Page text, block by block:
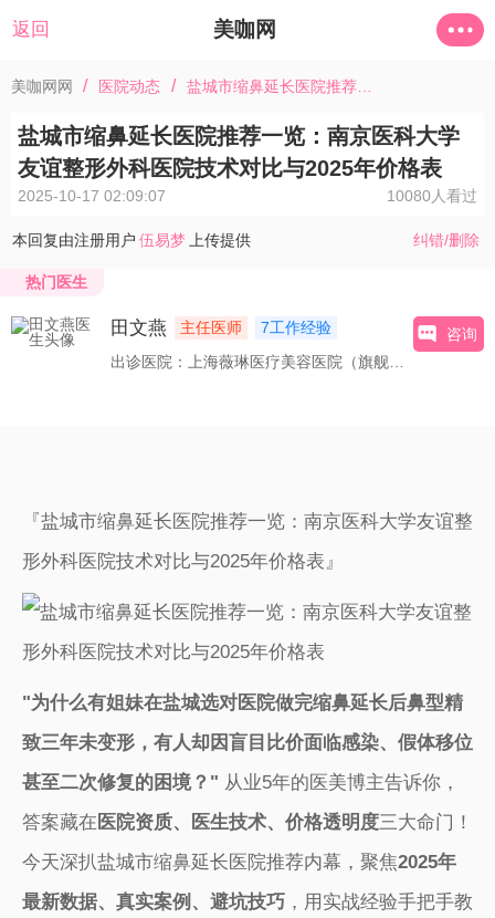
返回 美咖网
美咖网网 / 医院动态 /
盐城市缩鼻延长医院推荐一览：南京医科大学
友谊整形外科医院技术对比与2025年价格表
2025-10-17 02:09:07 10080人看过
本回复由注册用户 伍易梦 上传提供 纠错/删除
热门医生
田文燕 主任医师
7工作经验
咨询
『盐城市缩鼻延长医院推荐一览：南京医科大学友谊整
形外科医院技术对比与2025年价格表』
​"为什么有姐妹在盐城选对医院做完缩鼻延长后鼻型精
致三年未变形，有人却因盲目比价面临感染、假体移位
甚至二次修复的困境？"​ ​ 从业5年的医美博主告诉你，
答案藏在​ ​医院资质、医生技术、价格透明度​​三大命门！
今天深扒盐城市缩鼻延长医院推荐内幕，聚焦​​2025年
最新数据、真实案例、避坑技巧​ ​，用实战经验手把手教